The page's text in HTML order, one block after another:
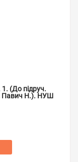
(До підруч.
Павич Н.). НУШ